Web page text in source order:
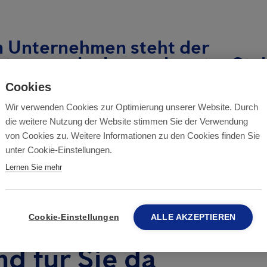
Unternehmen steht der
an oberster
Geschäftsführer Anticimex AG
in den letzten Jahren einen tollen Job gemacht
die Organisation bis auf weiteres erhalten
wir unsere Marktposition und die Nähe zu
wir unser Engagement als
bei Nachfolgeregelungen in Familienbetrieben».
für Sie da
Cookies
Wir verwenden Cookies zur Optimierung unserer Website. Durch
die weitere Nutzung der Website stimmen Sie der Verwendung
von Cookies zu. Weitere Informationen zu den Cookies finden Sie
unter Cookie-Einstellungen.
Lernen Sie mehr
Cookie-Einstellungen ALLE AKZEPTIEREN